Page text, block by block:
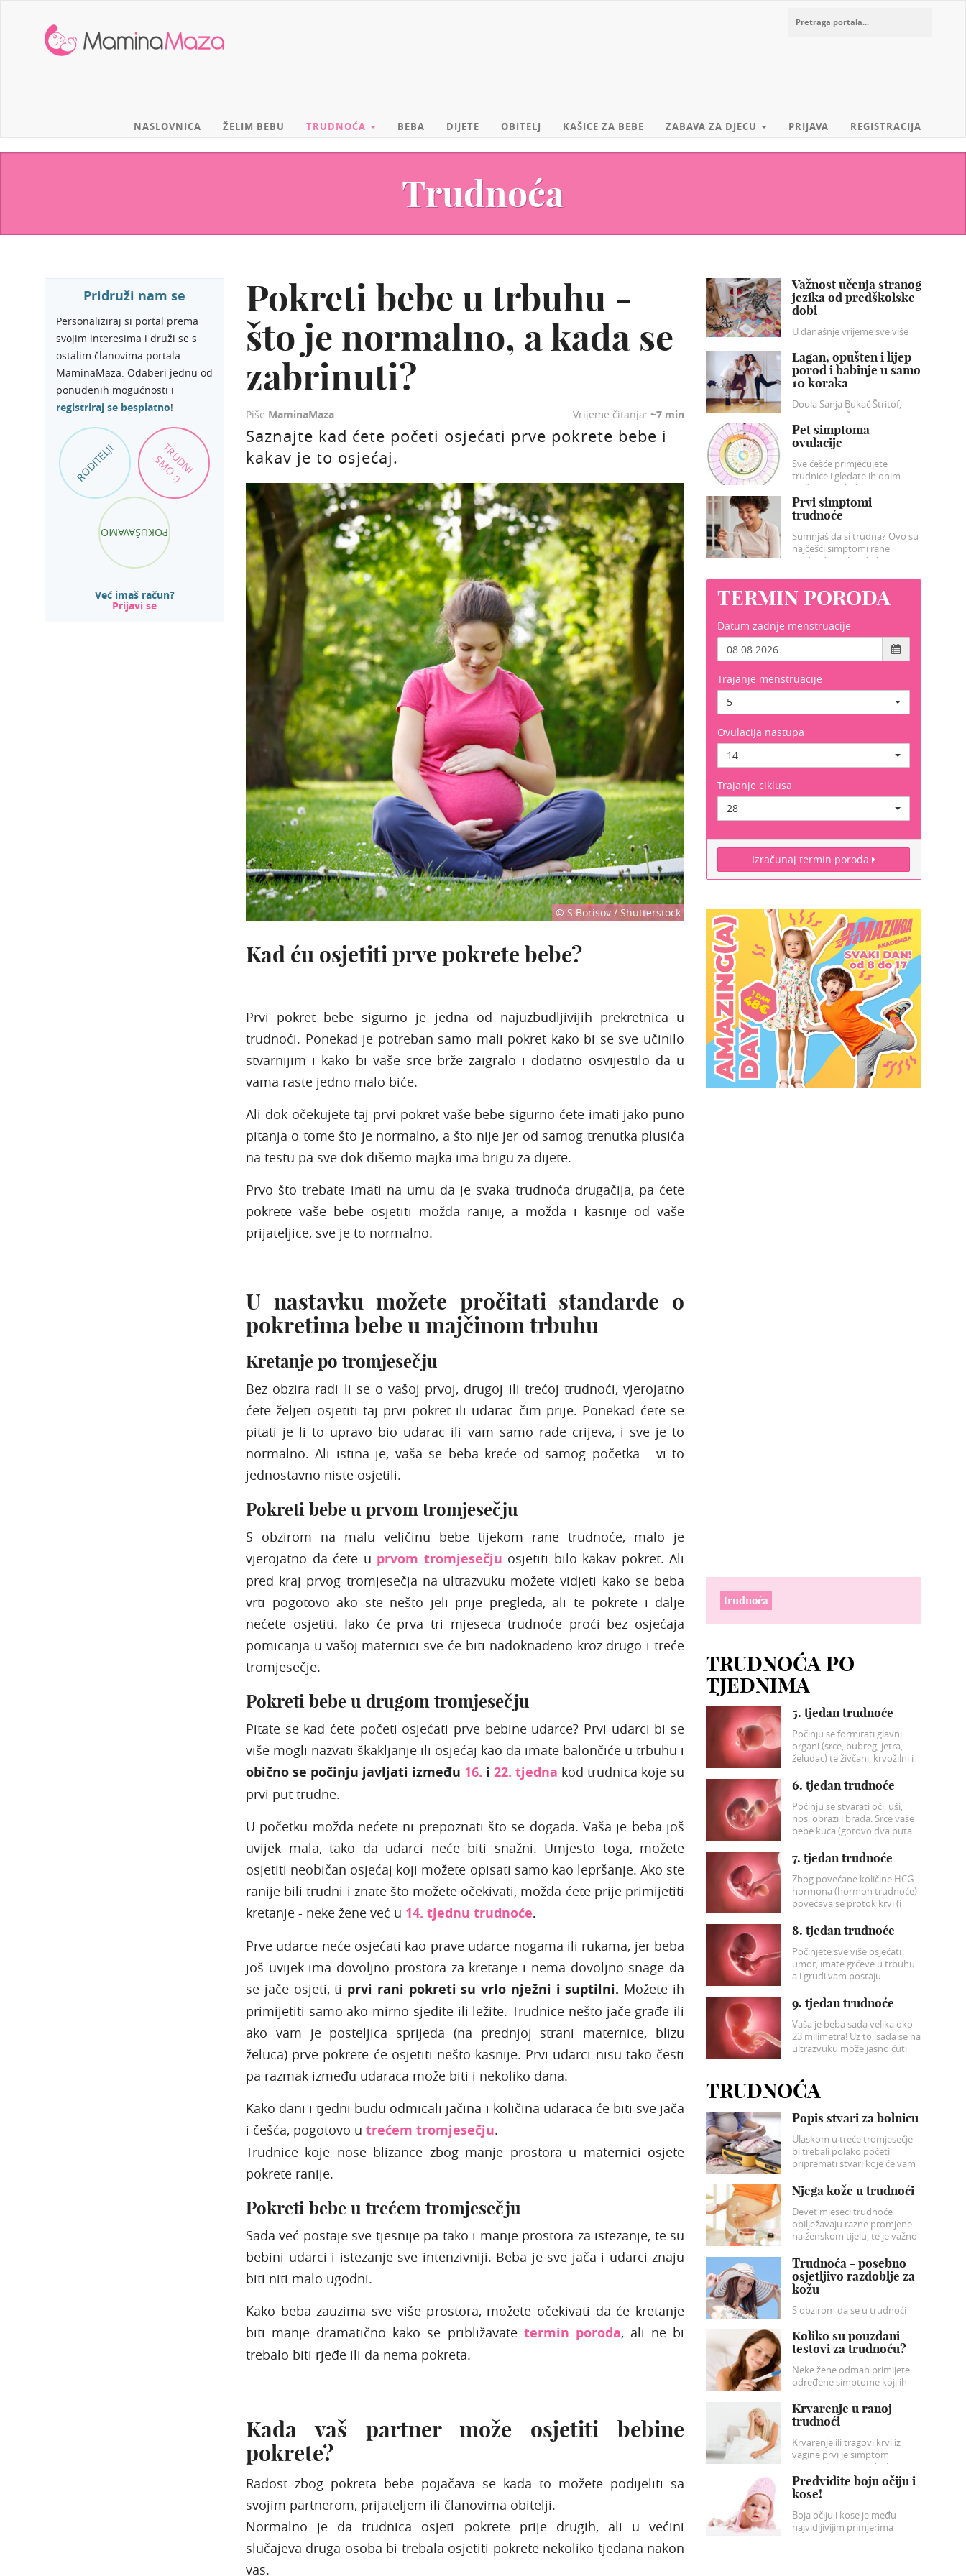
MaminaMaza
NASLOVNICA ŽELIM BEBU TRUDNOĆA BEBA DIJETE OBITELJ KAŠICE ZA BEBE ZABAVA ZA DJECU PRIJAVA REGISTRACIJA
Trudnoća
Pridruži nam se
Personaliziraj si portal prema
svojim interesima i druži se s
ostalim članovima portala
MaminaMaza. Odaberi jednu od
ponuđenih mogućnosti i
registriraj se besplatno!
RODITELJI TRUDNI
SMO :)
POKUŠAVAMO
Već imaš račun?
Prijavi se
Pokreti bebe u trbuhu -
što je normalno, a kada se
zabrinuti?
Piše MaminaMaza Vrijeme čitanja: ~7 min
Saznajte kad ćete početi osjećati prve pokrete bebe i
kakav je to osjećaj.
© S.Borisov / Shutterstock
Kad ću osjetiti prve pokrete bebe?
Prvi pokret bebe sigurno je jedna od najuzbudljivijih prekretnica u
trudnoći. Ponekad je potreban samo mali pokret kako bi se sve učinilo
stvarnijim i kako bi vaše srce brže zaigralo i dodatno osvijestilo da u
vama raste jedno malo biće.
Ali dok očekujete taj prvi pokret vaše bebe sigurno ćete imati jako puno
pitanja o tome što je normalno, a što nije jer od samog trenutka plusića
na testu pa sve dok dišemo majka ima brigu za dijete.
Prvo što trebate imati na umu da je svaka trudnoća drugačija, pa ćete
pokrete vaše bebe osjetiti možda ranije, a možda i kasnije od vaše
prijateljice, sve je to normalno.
U nastavku možete pročitati standarde o
pokretima bebe u majčinom trbuhu
Kretanje po tromjesečju
Bez obzira radi li se o vašoj prvoj, drugoj ili trećoj trudnoći, vjerojatno
ćete željeti osjetiti taj prvi pokret ili udarac čim prije. Ponekad ćete se
pitati je li to upravo bio udarac ili vam samo rade crijeva, i sve je to
normalno. Ali istina je, vaša se beba kreće od samog početka - vi to
jednostavno niste osjetili.
Pokreti bebe u prvom tromjesečju
S obzirom na malu veličinu bebe tijekom rane trudnoće, malo je
vjerojatno da ćete u prvom tromjesečju osjetiti bilo kakav pokret. Ali
pred kraj prvog tromjesečja na ultrazvuku možete vidjeti kako se beba
vrti pogotovo ako ste nešto jeli prije pregleda, ali te pokrete i dalje
nećete osjetiti. Iako će prva tri mjeseca trudnoće proći bez osjećaja
pomicanja u vašoj maternici sve će biti nadoknađeno kroz drugo i treće
tromjesečje.
Pokreti bebe u drugom tromjesečju
Pitate se kad ćete početi osjećati prve bebine udarce? Prvi udarci bi se
više mogli nazvati škakljanje ili osjećaj kao da imate balončiće u trbuhu i
obično se počinju javljati između 16. i 22. tjedna kod trudnica koje su
prvi put trudne.
U početku možda nećete ni prepoznati što se događa. Vaša je beba još
uvijek mala, tako da udarci neće biti snažni. Umjesto toga, možete
osjetiti neobičan osjećaj koji možete opisati samo kao lepršanje. Ako ste
ranije bili trudni i znate što možete očekivati, možda ćete prije primijetiti
kretanje - neke žene već u 14. tjednu trudnoće.
Prve udarce neće osjećati kao prave udarce nogama ili rukama, jer beba
još uvijek ima dovoljno prostora za kretanje i nema dovoljno snage da
se jače osjeti, ti prvi rani pokreti su vrlo nježni i suptilni. Možete ih
primijetiti samo ako mirno sjedite ili ležite. Trudnice nešto jače građe ili
ako vam je posteljica sprijeda (na prednjoj strani maternice, blizu
želuca) prve pokrete će osjetiti nešto kasnije. Prvi udarci nisu tako česti
pa razmak između udaraca može biti i nekoliko dana.
Kako dani i tjedni budu odmicali jačina i količina udaraca će biti sve jača
i češća, pogotovo u trećem tromjesečju.
Trudnice koje nose blizance zbog manje prostora u maternici osjete
pokrete ranije.
Pokreti bebe u trećem tromjesečju
Sada već postaje sve tjesnije pa tako i manje prostora za istezanje, te su
bebini udarci i istezanje sve intenzivniji. Beba je sve jača i udarci znaju
biti niti malo ugodni.
Kako beba zauzima sve više prostora, možete očekivati da će kretanje
biti manje dramatično kako se približavate termin poroda, ali ne bi
trebalo biti rjeđe ili da nema pokreta.
Kada vaš partner može osjetiti bebine
pokrete?
Radost zbog pokreta bebe pojačava se kada to možete podijeliti sa
svojim partnerom, prijateljem ili članovima obitelji.
Normalno je da trudnica osjeti pokrete prije drugih, ali u većini
slučajeva druga osoba bi trebala osjetiti pokrete nekoliko tjedana nakon
vas.
Važnost učenja stranog
jezika od predškolske
dobi
U današnje vrijeme sve više
dobi počinje učiti barem jedan
strani jezik.
Lagan, opušten i lijep
porod i babinje u samo
10 koraka
Doula Sanja Bukač Štritof,
yogina Dora Šegović i
terapeutkinja Andrea Vidas
pripremile su prekrasan ciklus
radionica pripreme za porod i
babinje kroz 10 webinara.
Pet simptoma
ovulacije
Sve češće primjećujete
trudnice i gledate ih onim
nježnim pogledom to je
siguran znak da ste spremni
za tu veliku promjenu u
Prvi simptomi
trudnoće
Sumnjaš da si trudna? Ovo su
najčešći simptomi rane
trudnoće: bolne dojke,
TERMIN PORODA
Datum zadnje menstruacije
Trajanje menstruacije
5
Ovulacija nastupa
14
Trajanje ciklusa
28
Izračunaj termin poroda
trudnoća
TRUDNOĆA PO
TJEDNIMA
5. tjedan trudnoće
Počinju se formirati glavni
organi (srce, bubreg, jetra,
želudac) te živčani, krvožilni i
6. tjedan trudnoće
Počinju se stvarati oči, uši,
nos, obrazi i brada. Srce vaše
bebe kuca (gotovo dva puta
kolati venama.
7. tjedan trudnoće
Zbog povećane količine HCG
hormona (hormon trudnoće)
povećava se protok krvi (i
pokušavaju riješiti štetnih
tvari iz organizma brže nego
inače.
8. tjedan trudnoće
Počinjete sve više osjećati
umor, imate grčeve u trbuhu
a i grudi vam postaju
kada morate misliti na sebe i
svoju bebu.
9. tjedan trudnoće
Vaša je beba sada velika oko
23 milimetra! Uz to, sada se na
ultrazvuku može jasno čuti
TRUDNOĆA
Popis stvari za bolnicu
Ulaskom u treće tromjesečje
bi trebali polako početi
pripremati stvari koje će vam
roditi.
Njega kože u trudnoći
Devet mjeseci trudnoće
obilježavaju razne promjene
na ženskom tijelu, te je važno
prvenstveno mislimo na
zdravu prehranu, redovnu
tjelovježbu i pravilnu njegu
kože.
Trudnoća - posebno
osjetljivo razdoblje za
kožu
S obzirom da se u trudnoći
endokrinoloških, metaboličkih
i vaskularnih promjena, koža
osjetljiva.
Koliko su pouzdani
testovi za trudnoću?
Neke žene odmah primijete
određene simptome koji ih
navode da posumnjaju u
trudnoću. Pomoću testa za
trudnoću ćete na najbrži način
Krvarenje u ranoj
trudnoći
Krvarenje ili tragovi krvi iz
vagine prvi je simptom
nagovještavanja gubitka
bebe. Nemojte paničariti prije
vremena jer je moguće i jače
gubitka ili drugih negativnih
posljedica za dijete.
Predvidite boju očiju i
kose!
Boja očiju i kose je među
najvidljivijim primjerima
prenošenja nasljednih